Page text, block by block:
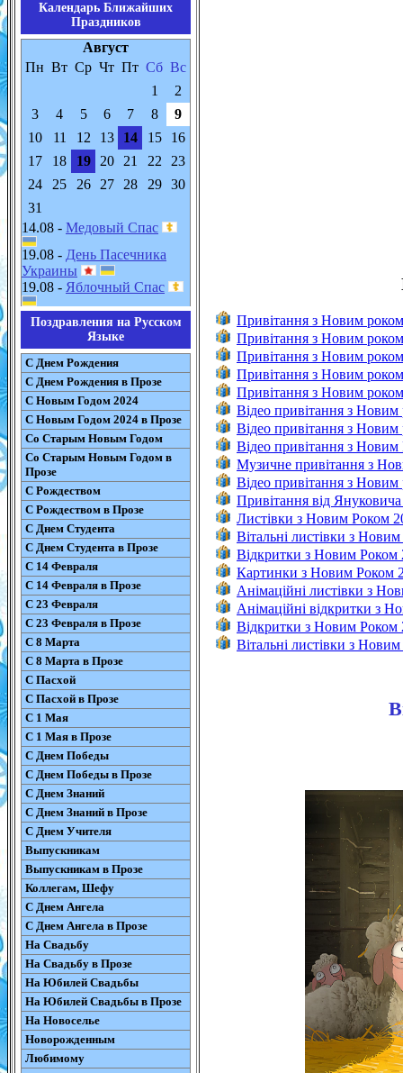
Календарь Ближайших
Праздников
Август
Пн Вт Ср Чт Пт Сб Вс
1
2
3
4 5 6 7 8
9
10
11 12 13 14 15
16
17
18 19 20 21 22
23
24
25 26 27 28 29
30
31
14.08 - Медовый Спас
19.08 - День Пасечника
Украины
19.08 - Яблочный Спас
Поздравления на Русском
Языке
С Днем Рождения
С Днем Рождения в Прозе
С Новым Годом 2024
С Новым Годом 2024 в Прозе
Со Старым Новым Годом
Со Старым Новым Годом в
Прозе
С Рождеством
С Рождеством в Прозе
С Днем Студента
С Днем Студента в Прозе
С 14 Февраля
С 14 Февраля в Прозе
С 23 Февраля
С 23 Февраля в Прозе
С 8 Марта
С 8 Марта в Прозе
С Пасхой
С Пасхой в Прозе
С 1 Мая
С 1 Мая в Прозе
С Днем Победы
С Днем Победы в Прозе
С Днем Знаний
С Днем Знаний в Прозе
С Днем Учителя
Выпускникам
Выпускникам в Прозе
Коллегам, Шефу
С Днем Ангела
С Днем Ангела в Прозе
На Свадьбу
На Свадьбу в Прозе
На Юбилей Свадьбы
На Юбилей Свадьбы в Прозе
На Новоселье
Новорожденным
Любимому
Привітання з Новим
Привітання з Новим
Привітання з Новим
Привітання з Новим
Привітання з Новим
Відео привітання з
Відео привітання з
Відео привітання з Новим
Музичне привітання з
Відео привітання з
Привітання від
Листівки з Новим Роком
Вітальні листівки з
Відкритки з Новим Роком
Картинки з Новим Роком
Анімаційні листівки з
Анімаційні відкритки з
Відкритки з Новим Роком
Вітальні листівки з